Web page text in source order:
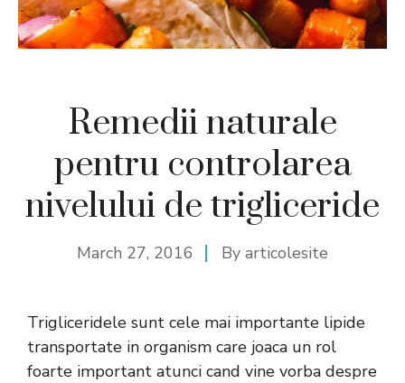
Remedii naturale
pentru controlarea
nivelului de trigliceride
March 27, 2016 By articolesite
Trigliceridele sunt cele mai importante lipide
transportate in organism care joaca un rol
foarte important atunci cand vine vorba despre